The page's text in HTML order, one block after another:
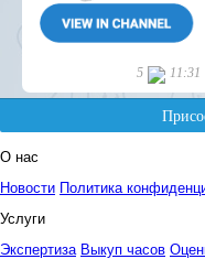
О нас
Новости Политика
Услуги
Экспертиза Выкуп часов